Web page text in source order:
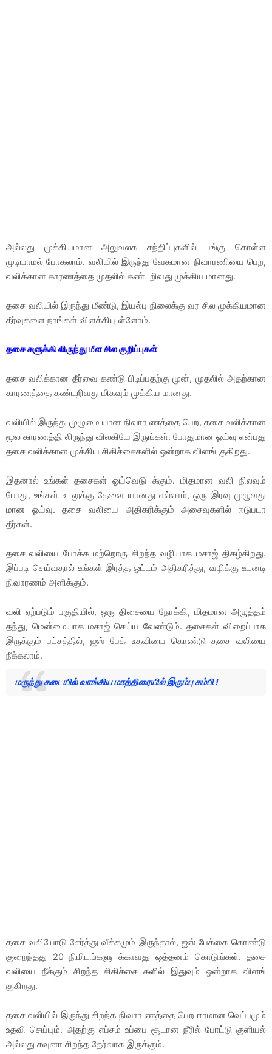
அல்லது முக்கியமான அலுவலக சந்திப்புகளில் பங்கு கொள்ள
முடியாமல் போகலாம். வலியில் இருந்து வேகமான நிவாரணியை பெற,
வலிக்கான காரணத்தை முதலில் கண்டறிவது முக்கிய மானது.
தசை வலியில் இருந்து மீண்டு, இயல்பு நிலைக்கு வர சில முக்கியமான
தீர்வுகளை நாங்கள் விளக்கியு ள்ளோம்.
தசை சுளுக்கி லிருந்து மீள சில குறிப்புகள்
தசை வலிக்கான தீர்வை கண்டு பிடிப்பதற்கு முன், முதலில் அதற்கான
காரணத்தை கண்டறிவது மிகவும் முக்கிய மானது.
வலியில் இருந்து முழுமை யான நிவார ணத்தை பெற, தசை வலிக்கான
மூல காரணத்தி லிருந்து விலகியே இருங்கள். போதுமான ஓய்வு என்பது
தசை வலிக்கான முக்கிய சிகிச்சைகளில் ஒன்றாக விளங் குகிறது.
இதனால் உங்கள் தசைகள் ஓய்வெடு க்கும். மிதமான வலி நிலவும்
போது, உங்கள் உடலுக்கு தேவை யானது எல்லாம், ஒரு இரவு முழுவது
மான ஓய்வு. தசை வலியை அதிகரிக்கும் அசைவுகளில் ஈடுபடா
தீர்கள்.
தசை வலியை போக்க மற்றொரு சிறந்த வழியாக மசாஜ் திகழ்கிறது.
இப்படி செய்வதால் உங்கள் இரத்த ஓட்டம் அதிகரித்து, வழிக்கு உடனடி
நிவாரணம் அளிக்கும்.
வலி ஏற்படும் பகுதியில், ஒரு திசையை நோக்கி, மிதமான அழுத்தம்
தந்து, மென்மையாக மசாஜ் செய்ய வேண்டும். தசைகள் விறைப்பாக
இருக்கும் பட்சத்தில், ஐஸ் பேக் உதவியை கொண்டு தசை வலியை
நீக்கலாம்.
மருந்து கடையில் வாங்கிய மாத்திரையில் இரும்பு கம்பி !
தசை வலியோடு சேர்த்து வீக்கமும் இருந்தால், ஐஸ் பேக்கை கொண்டு
குறைந்தது 20 நிமிடங்களு க்காவது ஒத்தனம் கொடுங்கள். தசை
வலியை நீக்கும் சிறந்த சிகிச்சை களில் இதுவும் ஒன்றாக விளங்
குகிறது.
தசை வலியில் இருந்து சிறந்த நிவார ணத்தை பெற ஈரமான வெப்பமும்
உதவி செய்யும். அதற்கு எப்சம் உப்பை சூடான நீரில் போட்டு குளியல்
அல்லது சவுனா சிறந்த தேர்வாக இருக்கும்.